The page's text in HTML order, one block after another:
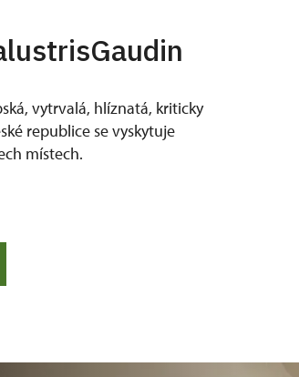
vytrvalá, hlíznatá, kriticky
republice se vyskytuje
místech.